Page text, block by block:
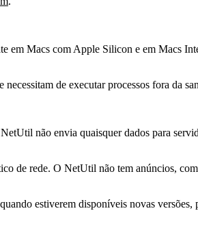
em Macs com Apple Silicon e em Macs
de executar processos fora
não envia quaisquer dados para
de rede. O NetUtil não tem anúncios,
estiverem disponíveis novas